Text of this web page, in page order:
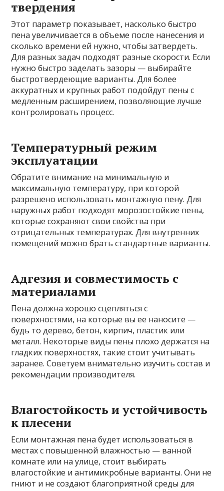
твердения
Этот параметр показывает, насколько быстро
пена увеличивается в объеме после нанесения и
сколько времени ей нужно, чтобы затвердеть.
Для разных задач подходят разные скорости. Если
нужно быстро заделать зазоры — выбирайте
быстротвердеющие варианты. Для более
аккуратных и крупных работ подойдут пены с
медленным расширением, позволяющие лучше
контролировать процесс.
Температурный режим
эксплуатации
Обратите внимание на минимальную и
максимальную температуру, при которой
разрешено использовать монтажную пену. Для
наружных работ подходят морозостойкие пены,
которые сохраняют свои свойства при
отрицательных температурах. Для внутренних
помещений можно брать стандартные варианты.
Адгезия и совместимость с
материалами
Пена должна хорошо сцепляться с
поверхностями, на которые вы ее наносите —
будь то дерево, бетон, кирпич, пластик или
металл. Некоторые виды пены плохо держатся на
гладких поверхностях, такие стоит учитывать
заранее. Советуем внимательно изучить состав и
рекомендации производителя.
Влагостойкость и устойчивость
к плесени
Если монтажная пена будет использоваться в
местах с повышенной влажностью — ванной
комнате или на улице, стоит выбирать
влагостойкие и антимикробные варианты. Они не
гниют и не создают благоприятной среды для